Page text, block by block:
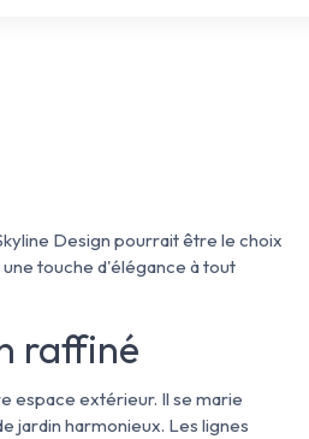
Design pourrait être le choix
touche d'élégance à tout
raffiné
espace extérieur. Il se marie
jardin harmonieux. Les lignes